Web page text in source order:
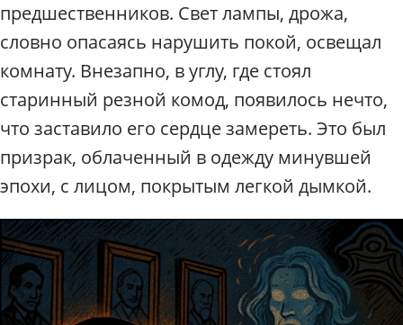
предшественников. Свет лампы, дрожа,
словно опасаясь нарушить покой, освещал
комнату. Внезапно, в углу, где стоял
старинный резной комод, появилось нечто,
что заставило его сердце замереть. Это был
призрак, облаченный в одежду минувшей
эпохи, с лицом, покрытым легкой дымкой.